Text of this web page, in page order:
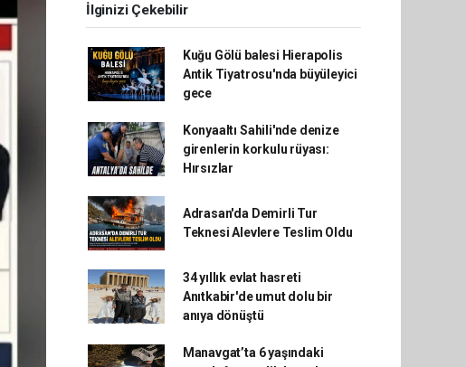
İlginizi Çekebilir
Kuğu Gölü balesi Hierapolis
Antik Tiyatrosu'nda büyüleyici
gece
Konyaaltı Sahili'nde denize
girenlerin korkulu rüyası:
Hırsızlar
Adrasan'da Demirli Tur
Teknesi Alevlere Teslim Oldu
34 yıllık evlat hasreti
Anıtkabir'de umut dolu bir
anıya dönüştü
Manavgat’ta 6 yaşındaki